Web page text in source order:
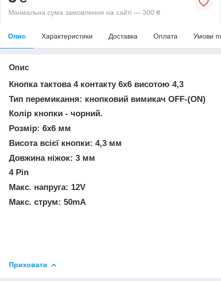
Мінімальна сума замовлення на сайті — 300 ₴
Опис Характеристики Доставка Оплата Умови
Опис
Кнопка тактова 4 контакту 6х6 висотою 4,3
Тип перемикання: кнопковий вимикач OFF-(ON)
Колір кнопки - чорний.
Розмір: 6х6 мм
Висота всієї кнопки: 4,3 мм
Довжина ніжок: 3 мм
4 Pin
Макс. напруга: 12V
Макс. струм: 50mA
Приховати